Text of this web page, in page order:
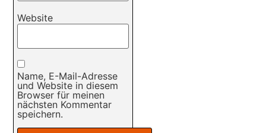
Website
Name, E-Mail-Adresse
und Website in diesem
Browser für meinen
nächsten Kommentar
speichern.